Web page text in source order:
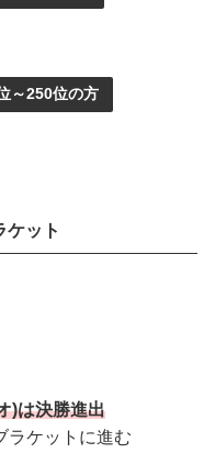
～250位の方
ケット
)は決勝進出
ラケットに進む